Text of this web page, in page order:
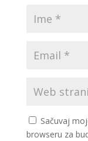
Sačuvaj
browseru za